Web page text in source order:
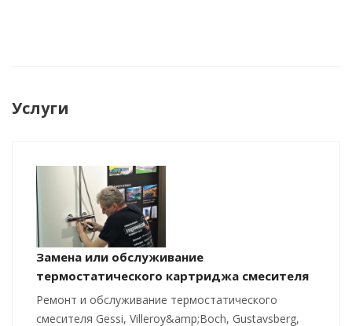
Услуги
Замена или обслуживание
термостатического картриджа смесителя
Ремонт и обслуживание термостатического
смесителя Gessi, Villeroy&amp;Boch, Gustavsberg,